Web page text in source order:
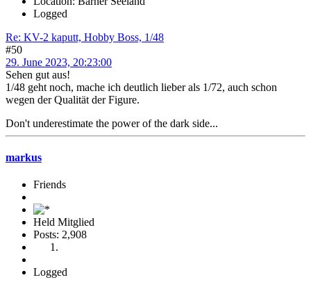
Logged
Re: KV-2 kaputt, Hobby Boss, 1/48
#50
29. June 2023, 20:23:00
Sehen gut aus!
1/48 geht noch, mache ich deutlich lieber als 1/72, auch schon
wegen der Qualität der Figure.
Don't underestimate the power of the dark side...
markus
Friends
Held Mitglied
Posts: 2,908
Logged